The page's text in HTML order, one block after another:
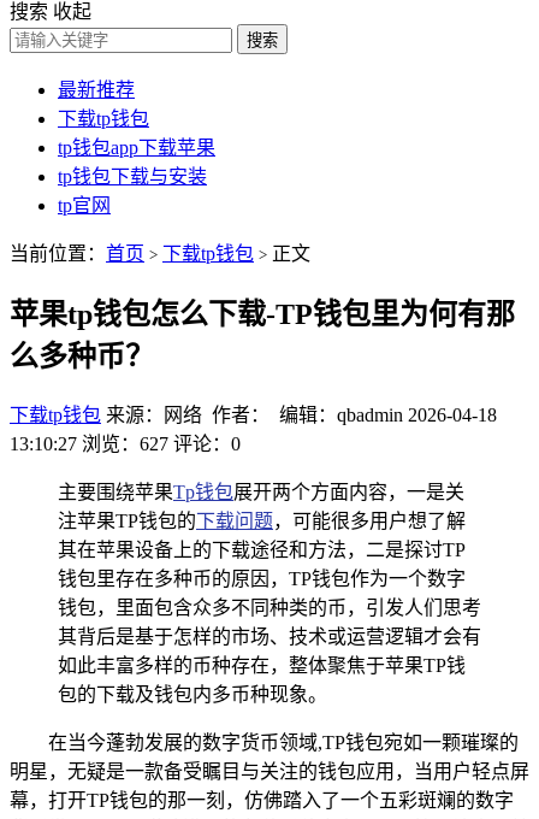
搜索 收起
搜索
最新推荐
下载tp钱包
tp钱包app下载苹果
tp钱包下载与安装
tp官网
当前位置： 首页 > 下载tp钱包 > 正文
苹果tp钱包怎么下载-TP钱包里为何有那
么多种币？
下载tp钱包 来源：网络 作者： 编辑：qbadmin 2026-04-18
13:10:27 浏览：627 评论：0
主要围绕苹果Tp钱包展开两个方面内容，一是关
注苹果TP钱包的下载问题，可能很多用户想了解
其在苹果设备上的下载途径和方法，二是探讨TP
钱包里存在多种币的原因，TP钱包作为一个数字
钱包，里面包含众多不同种类的币，引发人们思考
其背后是基于怎样的市场、技术或运营逻辑才会有
如此丰富多样的币种存在，整体聚焦于苹果TP钱
包的下载及钱包内多币种现象。
在当今蓬勃发展的数字货币领域,TP钱包宛如一颗璀璨的
明星，无疑是一款备受瞩目与关注的钱包应用，当用户轻点屏
幕，打开TP钱包的那一刻，仿佛踏入了一个五彩斑斓的数字